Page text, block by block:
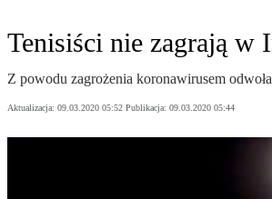
Tenisiści nie zagrają w
Z powodu zagrożenia koronawirusem
Aktualizacja: 09.03.2020 05:52 Publikacja: 09.03.2020 05:44